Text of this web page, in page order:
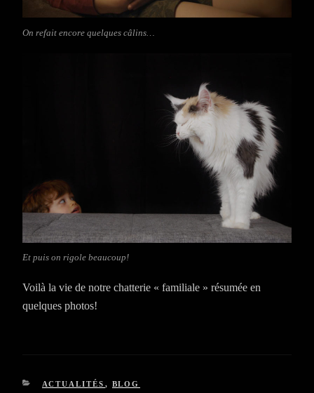
On refait encore quelques câlins…
Et puis on rigole beaucoup!
Voilà la vie de notre chatterie « familiale » résumée en
quelques photos!
CATÉGORIES
ACTUALITÉS , BLOG